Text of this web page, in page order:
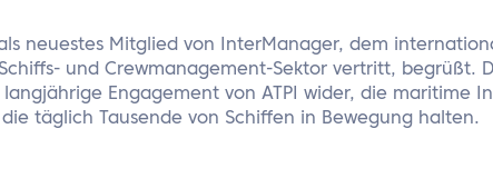
neuestes Mitglied von InterManager, dem
und Crewmanagement-Sektor vertritt, begrüßt.
Engagement von ATPI wider, die maritime
täglich Tausende von Schiffen in Bewegung halten.